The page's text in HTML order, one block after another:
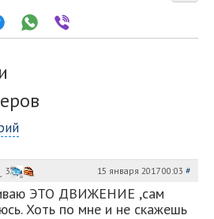
15 января 2017 00:03 #
3
ЭТО ДВИЖЕНИЕ ,сам
Хоть по мне и не скажешь